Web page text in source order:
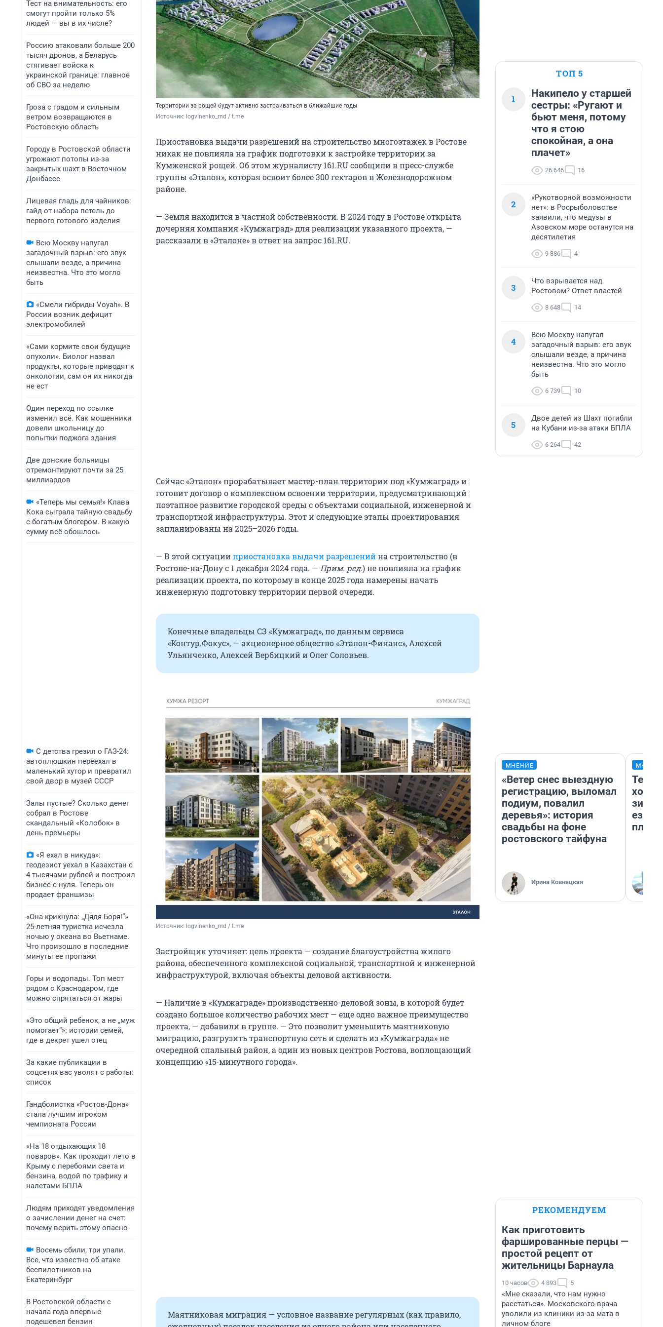
Тест на внимательность: его
смогут пройти только 5%
людей — вы в их числе?
Россию атаковали больше 200
тысяч дронов, а Беларусь
стягивает войска к
украинской границе: главное
об СВО за неделю
Гроза с градом и сильным
ветром возвращаются в
Ростовскую область
Городу в Ростовской области
угрожают потопы из-за
закрытых шахт в Восточном
Донбассе
Лицевая гладь для чайников:
гайд от набора петель до
первого готового изделия
Всю Москву напугал
загадочный взрыв: его звук
слышали везде, а причина
неизвестна. Что это могло
быть
«Смели гибриды Voyah». В
России возник дефицит
электромобилей
«Сами кормите свои будущие
опухоли». Биолог назвал
продукты, которые приводят к
онкологии, сам он их никогда
не ест
Один переход по ссылке
изменил всё. Как мошенники
довели школьницу до
попытки поджога здания
Две донские больницы
отремонтируют почти за 25
миллиардов
«Теперь мы семья!» Клава
Кока сыграла тайную свадьбу
с богатым блогером. В какую
сумму всё обошлось
С детства грезил о ГАЗ-24:
автоплюшкин переехал в
маленький хутор и превратил
свой двор в музей СССР
Залы пустые? Сколько денег
собрал в Ростове
скандальный «Колобок» в
день премьеры
«Я ехал в никуда»:
геодезист уехал в Казахстан с
4 тысячами рублей и построил
бизнес с нуля. Теперь он
продает франшизы
«Она крикнула: „Дядя Боря!“»
25-летняя туристка исчезла
ночью у океана во Вьетнаме.
Что произошло в последние
минуты ее пропажи
Горы и водопады. Топ мест
рядом с Краснодаром, где
можно спрятаться от жары
«Это общий ребенок, а не „муж
помогает“»: истории семей,
где в декрет ушел отец
За какие публикации в
соцсетях вас уволят с работы:
список
Гандболистка «Ростов-Дона»
стала лучшим игроком
чемпионата России
«На 18 отдыхающих 18
поваров». Как проходит лето в
Крыму с перебоями света и
бензина, водой по графику и
налетами БПЛА
Людям приходят уведомления
о зачислении денег на счет:
почему верить этому опасно
Восемь сбили, три упали.
Все, что известно об атаке
беспилотников на
Екатеринбург
В Ростовской области с
начала года впервые
подешевел бензин
Территории за рощей будут активно застраиваться в ближайшие годы
Источник: logvinenko_rnd / t.me
Приостановка выдачи разрешений на строительство многоэтажек в Ростове
никак не повлияла на график подготовки к застройке территории за
Кумженской рощей. Об этом журналисту 161.RU сообщили в пресс-службе
группы «Эталон», которая освоит более 300 гектаров в Железнодорожном
районе.
— Земля находится в частной собственности. В 2024 году в Ростове открыта
дочерняя компания «Кумжаград» для реализации указанного проекта, —
рассказали в «Эталоне» в ответ на запрос 161.RU.
Сейчас «Эталон» прорабатывает мастер-план территории под «Кумжаград» и
готовит договор о комплексном освоении территории, предусматривающий
поэтапное развитие городской среды с объектами социальной, инженерной и
транспортной инфраструктуры. Этот и следующие этапы проектирования
запланированы на 2025–2026 годы.
— В этой ситуацииприостановка выдачи разрешенийна строительство (в
Ростове-на-Дону с 1 декабря 2024 года. — Прим. ред.) не повлияла на график
реализации проекта, по которому в конце 2025 года намерены начать
инженерную подготовку территории первой очереди.
Конечные владельцы СЗ «Кумжаград», по данным сервиса
«Контур.Фокус», — акционерное общество «Эталон-Финанс», Алексей
Ульянченко, Алексей Вербицкий и Олег Соловьев.
Источник: logvinenko_rnd / t.me
Застройщик уточняет: цель проекта — создание благоустройства жилого
района, обеспеченного комплексной социальной, транспортной и инженерной
инфраструктурой, включая объекты деловой активности.
— Наличие в «Кумжаграде» производственно-деловой зоны, в которой будет
создано большое количество рабочих мест — еще одно важное преимущество
проекта, — добавили в группе. — Это позволит уменьшить маятниковую
миграцию, разгрузить транспортную сеть и сделать из «Кумжаграда» не
очередной спальный район, а один из новых центров Ростова, воплощающий
концепцию «15-минутного города».
Маятниковая миграция — условное название регулярных (как правило,
ТОП 5
1
Накипело у старшей
сестры: «Ругают и
бьют меня, потому
что я стою
спокойная, а она
плачет»
26 646 16
2
«Рукотворной возможности
нет»: в Росрыболовстве
заявили, что медузы в
Азовском море останутся на
десятилетия
9 886 4
3
Что взрывается над
Ростовом? Ответ властей
8 648 14
4
Всю Москву напугал
загадочный взрыв: его звук
слышали везде, а причина
неизвестна. Что это могло
быть
6 739 10
5
Двое детей из Шахт погибли
на Кубани из-за атаки БПЛА
6 264 42
МНЕНИЕ
«Ветер снес выездную
регистрацию, выломал
подиум, повалил
деревья»: история
свадьбы на фоне
ростовского тайфуна
Ирина Ковнацкая
ездит
РЕКОМЕНДУЕМ
Как приготовить
фаршированные перцы —
простой рецепт от
жительницы Барнаула
10 часов 4 893 5
«Мне сказали, что нам нужно
расстаться». Московского врача
уволили из клиники из-за мата в
личном блоге